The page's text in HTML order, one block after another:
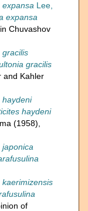
Lee,
expansa
Chuvashov
gracilis
gracilis
and Kahler
haydeni
haydeni
(1958),
of